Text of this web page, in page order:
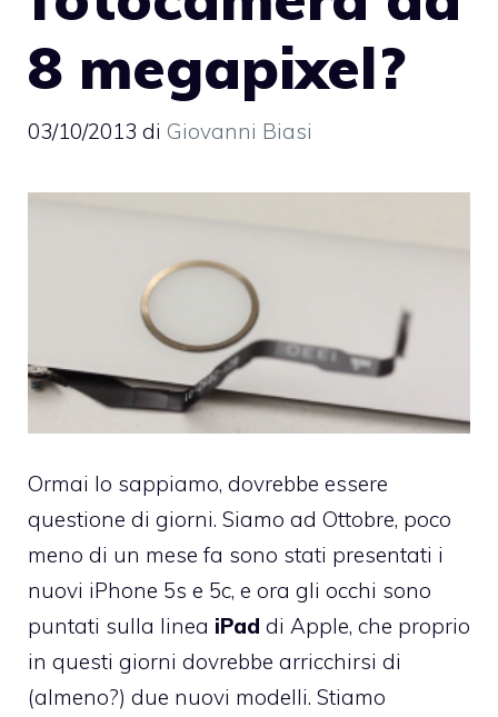
8 megapixel?
03/10/2013 di Giovanni Biasi
Ormai lo sappiamo, dovrebbe essere
questione di giorni. Siamo ad Ottobre, poco
meno di un mese fa sono stati presentati i
nuovi iPhone 5s e 5c, e ora gli occhi sono
puntati sulla linea iPad di Apple, che proprio
in questi giorni dovrebbe arricchirsi di
(almeno?) due nuovi modelli. Stiamo